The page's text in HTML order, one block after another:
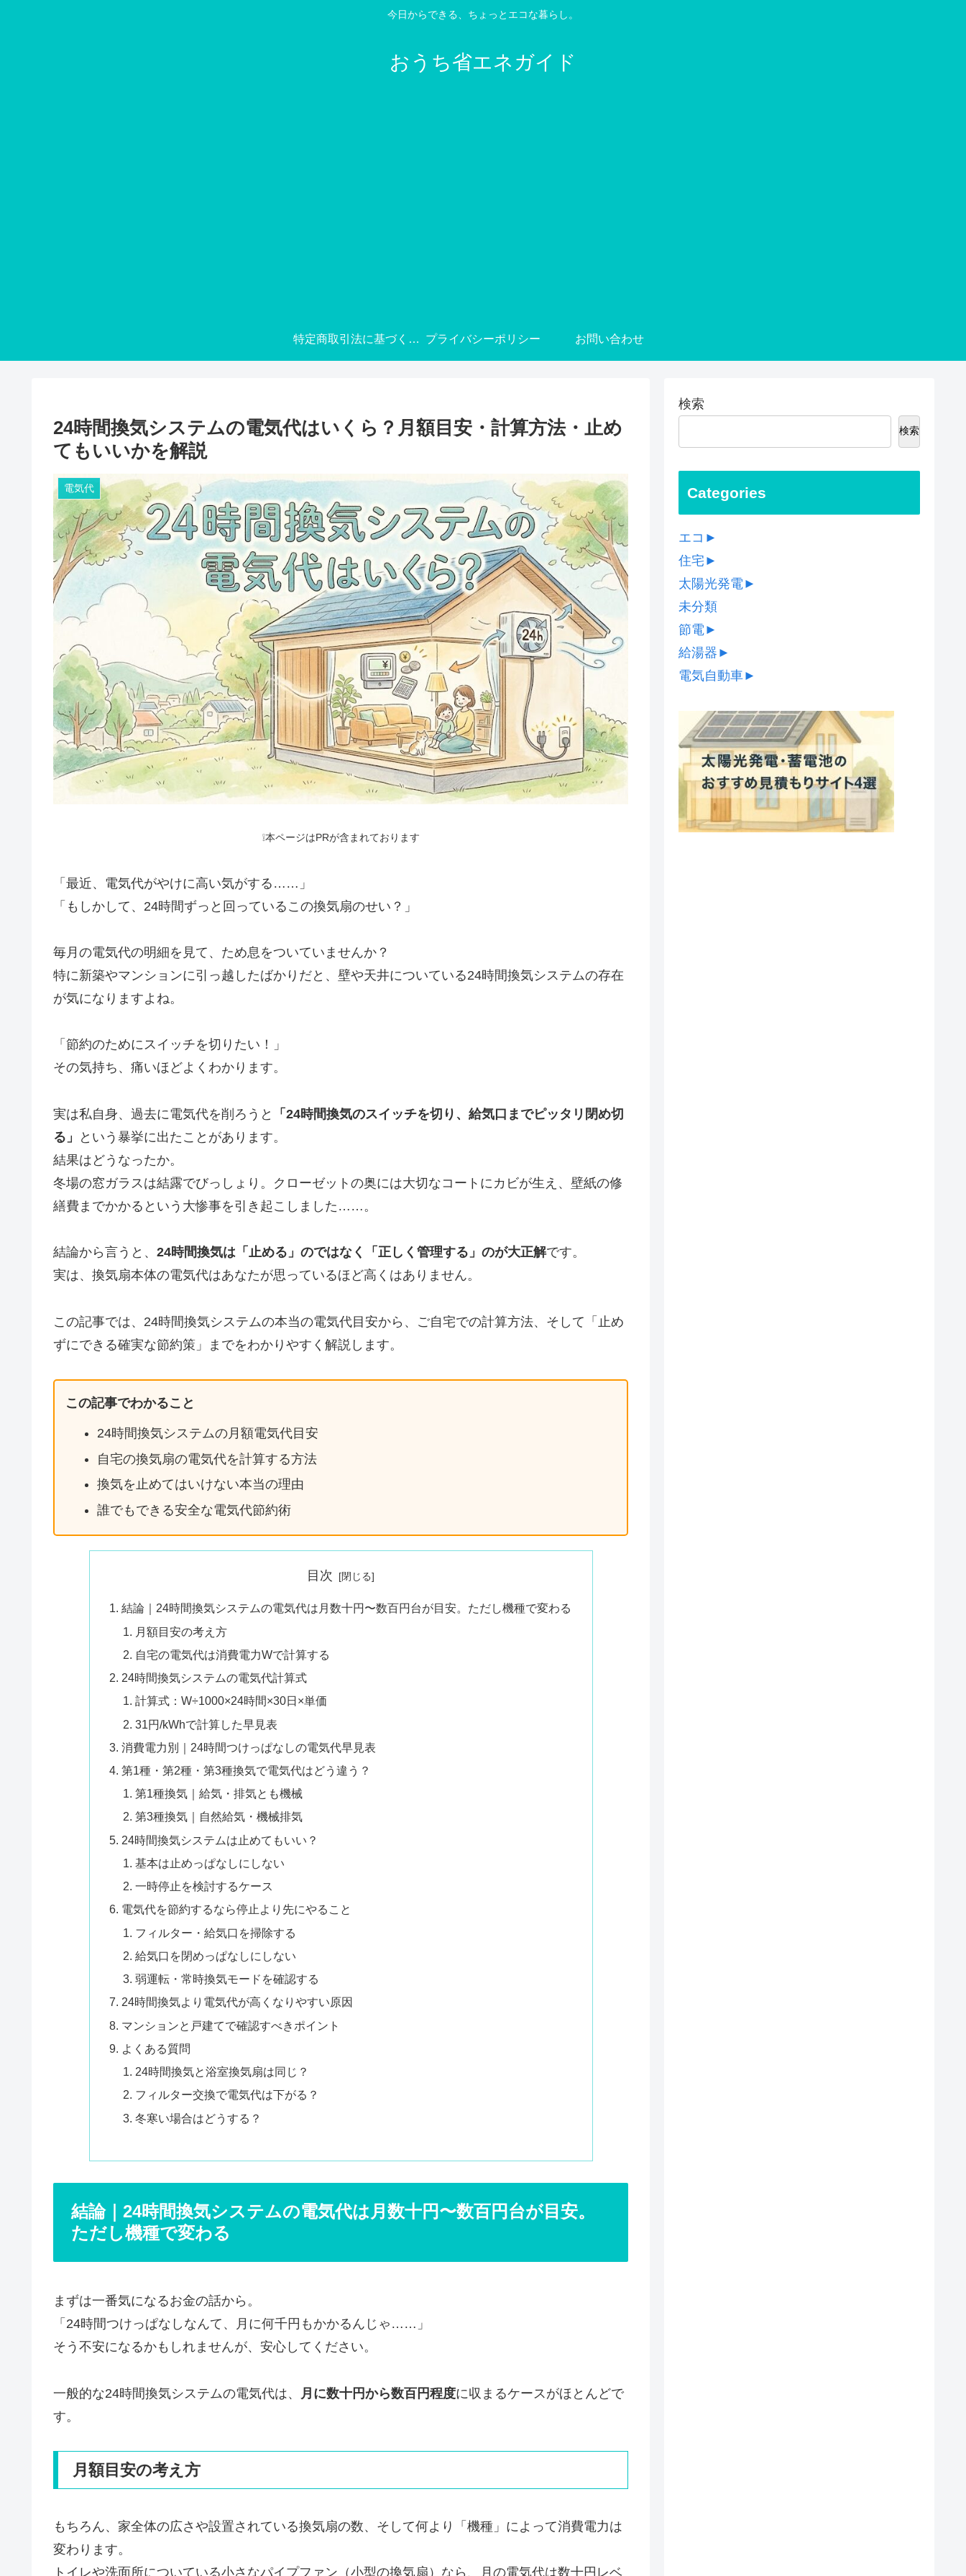
今日からできる、ちょっとエコな暮らし。
おうち省エネガイド
特定商取引法に基づく表記 プライバシーポリシー お問い合わせ
24時間換気システムの電気代はいくら？月額目安・計算方法・止め
てもいいかを解説
電気代
❕本ページはPRが含まれております
「最近、電気代がやけに高い気がする……」
「もしかして、24時間ずっと回っているこの換気扇のせい？」
毎月の電気代の明細を見て、ため息をついていませんか？
特に新築やマンションに引っ越したばかりだと、壁や天井についている24時間換気システムの存在
が気になりますよね。
「節約のためにスイッチを切りたい！」
その気持ち、痛いほどよくわかります。
実は私自身、過去に電気代を削ろうと
「24時間換気のスイッチを切り、給気口までピッタリ閉め切
る」
という暴挙に出たことがあります。
結果はどうなったか。
冬場の窓ガラスは結露でびっしょり。クローゼットの奥には大切なコートにカビが生え、壁紙の修
繕費までかかるという大惨事を引き起こしました……。
結論から言うと、 24時間換気は「止める」のではなく「正しく管理する」のが大正解です。
実は、換気扇本体の電気代はあなたが思っているほど高くはありません。
この記事では、24時間換気システムの本当の電気代目安から、ご自宅での計算方法、そして「止め
ずにできる確実な節約策」までをわかりやすく解説します。
この記事でわかること
24時間換気システムの月額電気代目安
自宅の換気扇の電気代を計算する方法
換気を止めてはいけない本当の理由
誰でもできる安全な電気代節約術
目次
結論｜24時間換気システムの電気代は月数十円〜数百円台が目安。ただし機種で変わる
月額目安の考え方
自宅の電気代は消費電力Wで計算する
24時間換気システムの電気代計算式
計算式：W÷1000×24時間×30日×単価
31円/kWhで計算した早見表
消費電力別｜24時間つけっぱなしの電気代早見表
第1種・第2種・第3種換気で電気代はどう違う？
第1種換気｜給気・排気とも機械
第3種換気｜自然給気・機械排気
24時間換気システムは止めてもいい？
基本は止めっぱなしにしない
一時停止を検討するケース
電気代を節約するなら停止より先にやること
フィルター・給気口を掃除する
給気口を閉めっぱなしにしない
弱運転・常時換気モードを確認する
24時間換気より電気代が高くなりやすい原因
マンションと戸建てで確認すべきポイント
よくある質問
24時間換気と浴室換気扇は同じ？
フィルター交換で電気代は下がる？
冬寒い場合はどうする？
結論｜24時間換気システムの電気代は月数十円〜数百円台が目安。
ただし機種で変わる
まずは一番気になるお金の話から。
「24時間つけっぱなしなんて、月に何千円もかかるんじゃ……」
そう不安になるかもしれませんが、安心してください。
一般的な24時間換気システムの電気代は、 月に数十円から数百円程度に収まるケースがほとんどで
す。
月額目安の考え方
もちろん、家全体の広さや設置されている換気扇の数、そして何より「機種」によって消費電力は
変わります。
トイレや洗面所についている小さなパイプファン（小型の換気扇）なら、月の電気代は数十円レベ
検索
検索
Categories
エコ ►
住宅 ►
太陽光発電►
未分類
節電►
給湯器 ►
電気自動車►